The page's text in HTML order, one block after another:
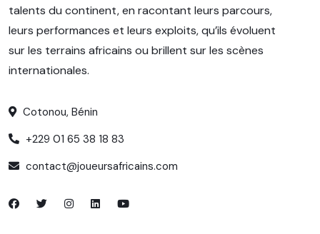
talents du continent, en racontant leurs parcours,
leurs performances et leurs exploits, qu’ils évoluent
sur les terrains africains ou brillent sur les scènes
internationales.
Cotonou, Bénin
+229 01 65 38 18 83
contact@joueursafricains.com